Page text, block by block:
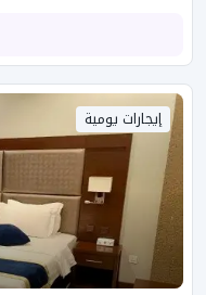
إيجارات يومية